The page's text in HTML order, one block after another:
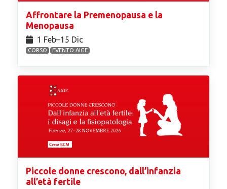
Affrontare la Premenopausa e la
Menopausa
1 Feb⁠–15 Dic
CORSO EVENTO AIGE
Piccole donne crescono, dall’infanzia
all’età fertile